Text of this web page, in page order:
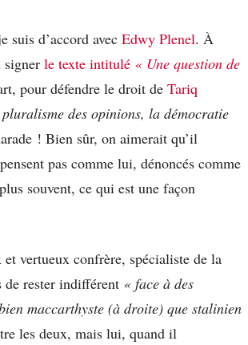
suis d’accord avec Edwy Plenel. À
signer le texte intitulé « Une question de
pour défendre le droit de Tariq
des opinions, la démocratie
! Bien sûr, on aimerait qu’il
pas comme lui, dénoncés comme
souvent, ce qui est une façon
vertueux confrère, spécialiste de la
de rester indifférent « face à des
maccarthyste (à droite) que stalinien
les deux, mais lui, quand il